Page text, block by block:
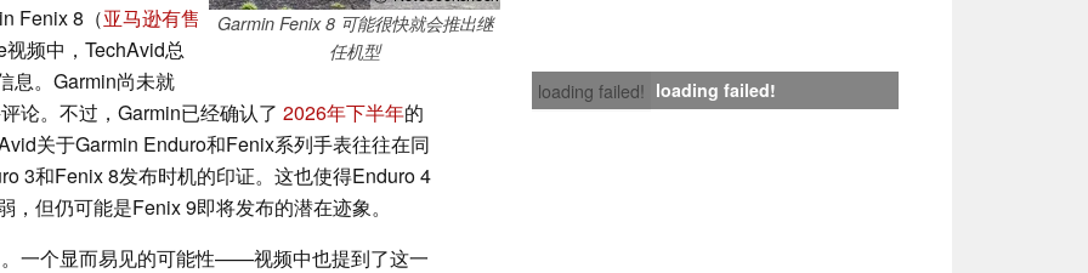
Garmin Fenix 8 可能很快就会推出继
任机型
loading failed! loading failed!
Fenix 8（亚马逊有售
频中，TechAvid总
息。Garmin尚未就
论。不过，Garmin已经确认了 2026年下半年的
关于Garmin Enduro和Fenix系列手表往往在同
3和Fenix 8发布时机的印证。这也使得Enduro 4
但仍可能是Fenix 9即将发布的潜在迹象。
一个显而易见的可能性——视频中也提到了这一